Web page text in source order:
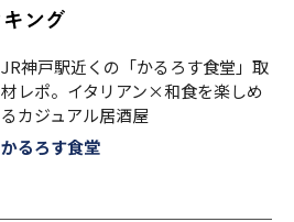
JR神戸駅近くの「かるろす食堂」取
材レポ。イタリアン×和食を楽しめ
るカジュアル居酒屋
かるろす食堂